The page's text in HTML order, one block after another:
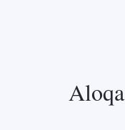
Aloqa